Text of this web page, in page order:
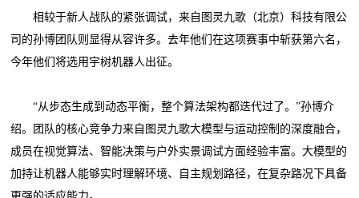
相较于新人战队的紧张调试，来自图灵九歌（北京）科技有限公
司的孙博团队则显得从容许多。去年他们在这项赛事中斩获第六名，
今年他们将选用宇树机器人出征。
“从步态生成到动态平衡，整个算法架构都迭代过了。”孙博介
绍。团队的核心竞争力来自图灵九歌大模型与运动控制的深度融合，
成员在视觉算法、智能决策与户外实景调试方面经验丰富。大模型的
加持让机器人能够实时理解环境、自主规划路径，在复杂路况下具备